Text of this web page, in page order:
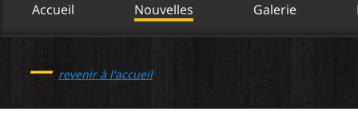
Accueil Nouvelles Galerie
— revenir à l'accueil